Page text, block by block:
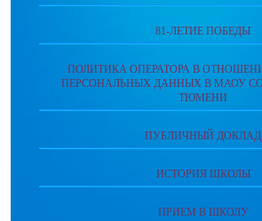
81-ЛЕТИЕ ПОБЕДЫ
ПОЛИТИКА ОПЕРАТОРА В
ПЕРСОНАЛЬНЫХ ДАННЫХ В МАОУ
ТЮМЕНИ
ПУБЛИЧНЫЙ ДОКЛАД
ИСТОРИЯ ШКОЛЫ
ПРИЕМ В ШКОЛУ